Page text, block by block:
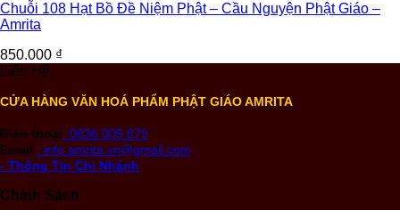
Chuỗi 108 Hạt Bồ Đề Niệm Phật – Cầu Nguyện Phật Giáo –
Amrita
850.000 ₫
Liên Hệ
CỬA HÀNG VĂN HOÁ PHẨM PHẬT GIÁO AMRITA
Điện thoại: 0836.009.879
Email
: info.amrita.vn@gmail.com
- Thông Tin Chi Nhánh
Chính Sách